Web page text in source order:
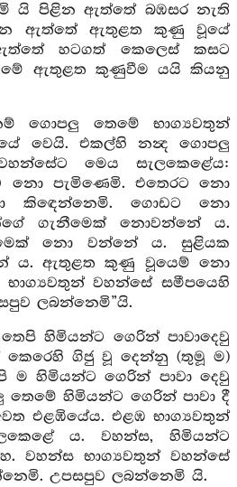
යි පිළින ඇත්තේ බඹසර නැති
ඇත්තේ ඇතුළත කුණු වූයේ
හටගත් කෙලෙස් කසට
ඇතුළත කුණුවීම යයි කියනු
ගොපලු තෙමේ භාග්‍යවතුන්
වෙයි. එකල්හි නන්‍ද ගොපලු
මෙය සැලකෙළේය:
නො පැමිණෙමි. එතෙරට නො
කිඳෙන්නෙමි. ගොඩට නො
ගැනීමෙක් නොවන්නේ ය.
නො වන්නේ ය. සුළියක
ය. ඇතුළත කුණු වූයෙම් නො
වහන්සේ සමීපයෙහි
ලබන්නෙමි”යි.
හිමියන්ට ගෙරින් පාවාදෙවු
කෙරෙහි ගිජු වූ දෙන්නු (තුමූ ම)
ම හිමියන්ට ගෙරින් පාවා දෙවු
හිමියන්ට ගෙරින් පාවා දී
එළඹියේය. එළඹ භාග්‍යවතුන්
ය. වහන්ස, හිමියන්ට
වහන්ස භාග්‍යවතුන් වහන්සේ
උපසපුව ලබන්නෙමි යි.